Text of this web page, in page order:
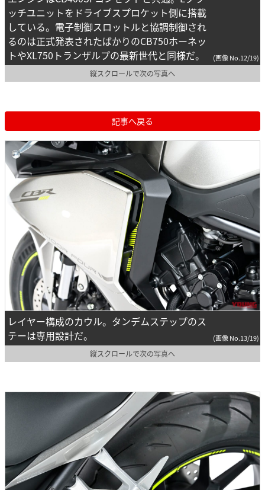
ッチユニットをドライブスプロケット側に搭載
している。電子制御スロットルと協調制御され
るのは正式発表されたばかりのCB750ホーネッ
トやXL750トランザルプの最新世代と同様だ。
(画像 No.12/19)
縦スクロールで次の写真へ
記事へ戻る
レイヤー構成のカウル。タンデムステップのス
テーは専用設計だ。
(画像 No.13/19)
縦スクロールで次の写真へ